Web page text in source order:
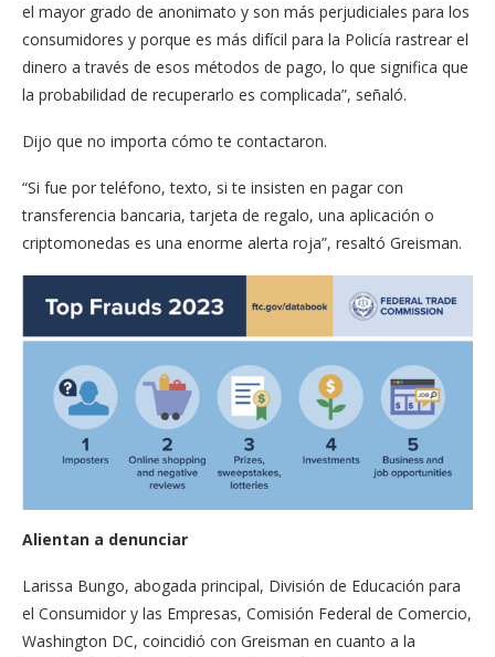
el mayor grado de anonimato y son más perjudiciales para los
consumidores y porque es más difícil para la Policía rastrear el
dinero a través de esos métodos de pago, lo que significa que
la probabilidad de recuperarlo es complicada”, señaló.
Dijo que no importa cómo te contactaron.
“Si fue por teléfono, texto, si te insisten en pagar con
transferencia bancaria, tarjeta de regalo, una aplicación o
criptomonedas es una enorme alerta roja”, resaltó Greisman.
Alientan a denunciar
Larissa Bungo, abogada principal, División de Educación para
el Consumidor y las Empresas, Comisión Federal de Comercio,
Washington DC, coincidió con Greisman en cuanto a la